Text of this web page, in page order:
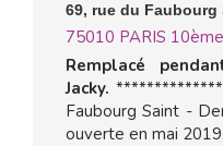
69, rue du Faubourg
75010 PARIS 10ème
Remplacé
Jacky.
Faubourg Saint -
ouverte en mai